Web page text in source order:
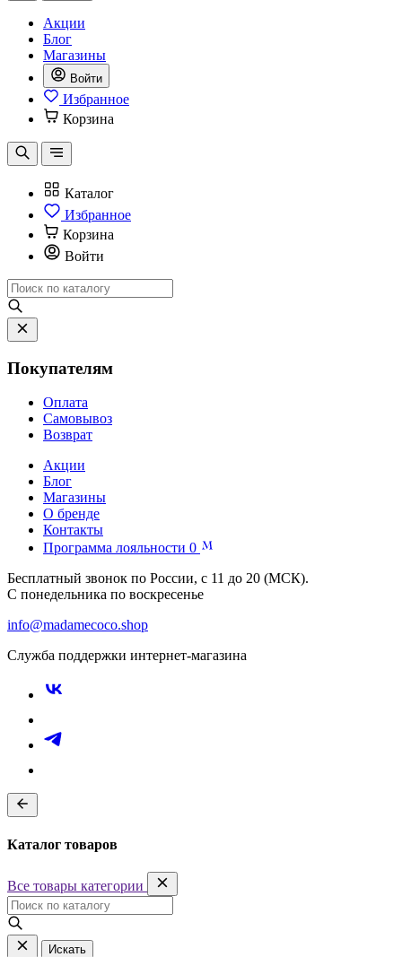
Акции
Блог
Магазины
Войти
Избранное
Корзина
Каталог
Избранное
Корзина
Войти
Покупателям
Оплата
Самовывоз
Возврат
Акции
Блог
Магазины
О бренде
Контакты
Программа лояльности 0
Бесплатный звонок по России, с 11 до 20 (МСК).
С понедельника по воскресенье
info@madamecoco.shop
Служба поддержки интернет-магазина
Каталог товаров
Все товары категории
Искать